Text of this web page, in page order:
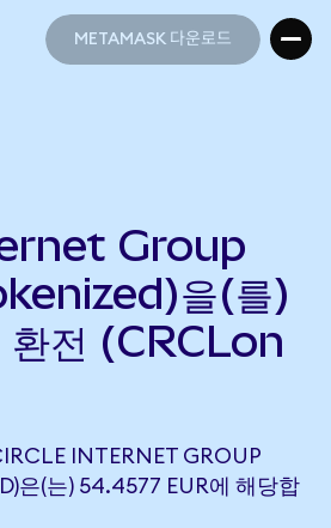
METAMASK 다운로드
Group
을(를)
환전 (CRCLon
INTERNET GROUP
은(는) 54.4577 EUR에 해당합